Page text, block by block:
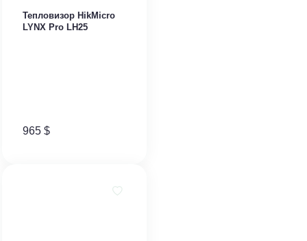
Тепловизор HikMicro
LYNX Pro LH25
965 $